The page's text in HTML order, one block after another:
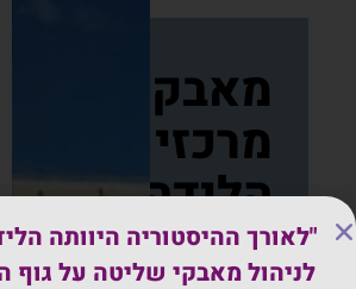
מאבק
מרכזי
הלידה
ב־2017
נסגרו
מרכזי
"לאורך ההיסטוריה היוותה
לניהול מאבקי שליטה על גוף